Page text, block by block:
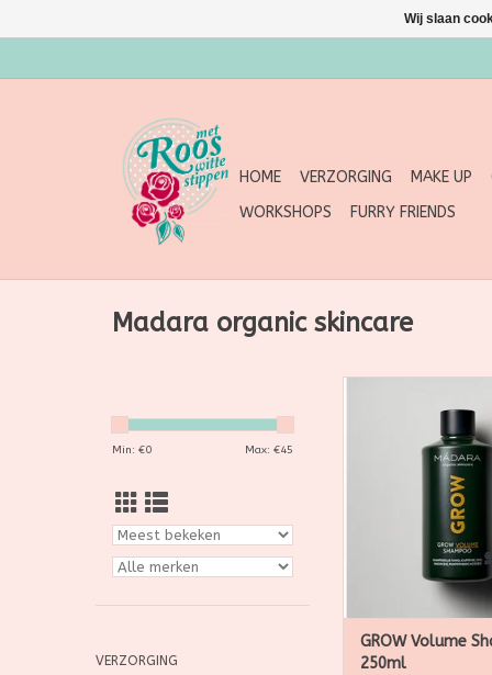
HOME VERZORGING MAKE UP
WORKSHOPS
FURRY FRIENDS
Madara organic skincare
Min: €0 Max: €45
VERZORGING
with this caffeine,
fungi-based
growth-supporting
biotin [B7] and
pantothenic acid
Northern
TOEVOEGEN AAN
GROW Volume
250ml
Wij slaan